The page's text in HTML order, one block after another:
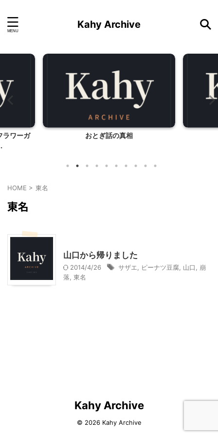
Kahy Archive
ラワーガ
おとぎ話の真相
HOME > 東名
東名
山口から帰りました
2014/4/26 サザエ ピーナツ豆腐 山口
崩
落 東名
Kahy Archive
© 2026 Kahy Archive